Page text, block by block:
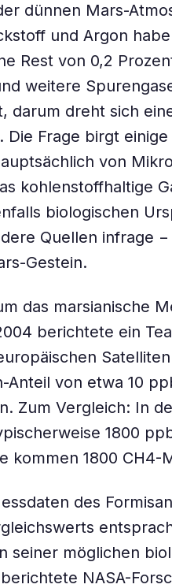
dünnen Mars-
und Argon
Rest von 0,2
weitere
darum dreht sich
Die Frage birgt
von
kohlenstoffhaltige
biologischen
Quellen infrage
Gestein.
das marsianische
berichtete ein
Anteil von etwa 10
Zum Vergleich: In
1800
kommen 1800 CH4-
des
seiner möglichen
NASA-